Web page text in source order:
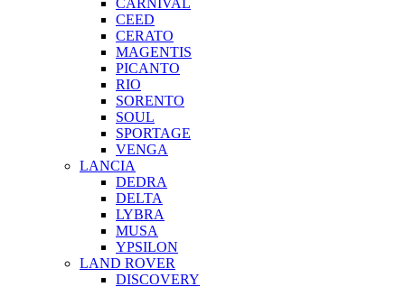
CARNIVAL
CEED
CERATO
MAGENTIS
PICANTO
RIO
SORENTO
SOUL
SPORTAGE
VENGA
LANCIA
DEDRA
DELTA
LYBRA
MUSA
YPSILON
LAND ROVER
DISCOVERY